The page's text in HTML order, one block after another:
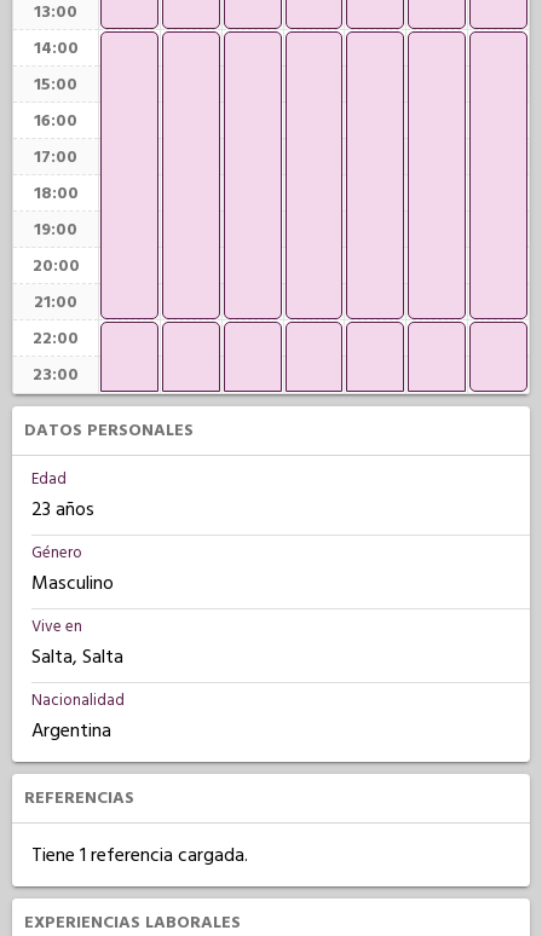
13:00
14:00
15:00
16:00
17:00
18:00
19:00
20:00
21:00
22:00
23:00
DATOS PERSONALES
Edad
23 años
Género
Masculino
Vive en
Salta, Salta
Nacionalidad
Argentina
REFERENCIAS
Tiene 1 referencia cargada.
EXPERIENCIAS LABORALES